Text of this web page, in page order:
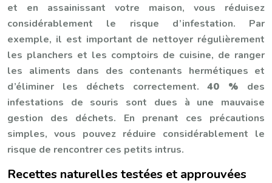
et en assainissant votre maison, vous réduisez
considérablement le risque d’infestation. Par
exemple, il est important de nettoyer régulièrement
les planchers et les comptoirs de cuisine, de ranger
les aliments dans des contenants hermétiques et
d’éliminer les déchets correctement.40 % des
infestations de souris sont dues à une mauvaise
gestion des déchets. En prenant ces précautions
simples, vous pouvez réduire considérablement le
risque de rencontrer ces petits intrus.
Recettes naturelles testées et approuvées